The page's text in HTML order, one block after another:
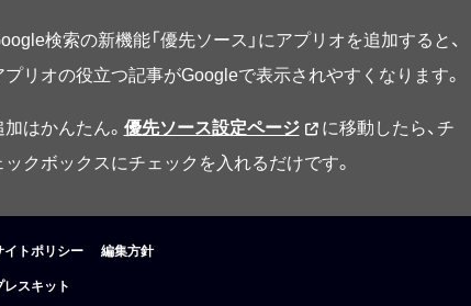
検索の新機能「優先ソース」にアプリオを追加すると、
プリオの役立つ記事がGoogleで表示されやすくなります。
加はかんたん。 優先ソース設定ページ
に移動したら、チ
ックボックスにチェックを入れるだけです。
イトポリシー 編集方針
レスキット